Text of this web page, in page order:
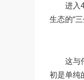
进入4.0
生态的“
这与伟
初是单纯